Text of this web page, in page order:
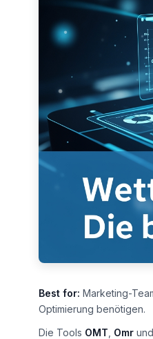
Best for: Marketing-
Optimierung benötigen.
Die Tools OMT Omr und